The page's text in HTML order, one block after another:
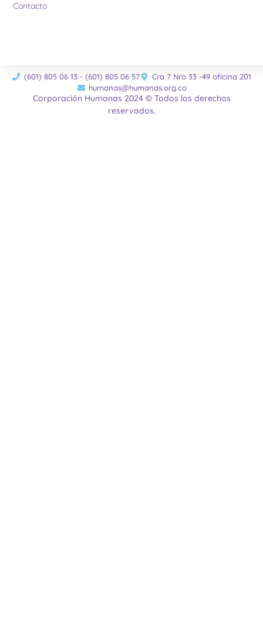
Contacto
(601) 805 06 13 - (601) 805 06 57
Cra 7 Nro 33 -49 oficina 201
humanas@humanas.org.co
Corporación Humanas 2024 © Todos los derechos
reservados.